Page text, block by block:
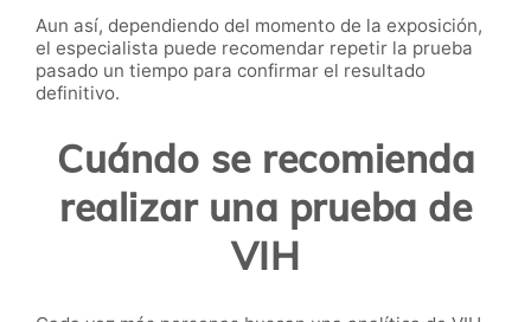
Aun así, dependiendo del momento de la exposición,
el especialista puede recomendar repetir la prueba
pasado un tiempo para confirmar el resultado
definitivo.
Cuándo se recomienda
realizar una prueba de
VIH